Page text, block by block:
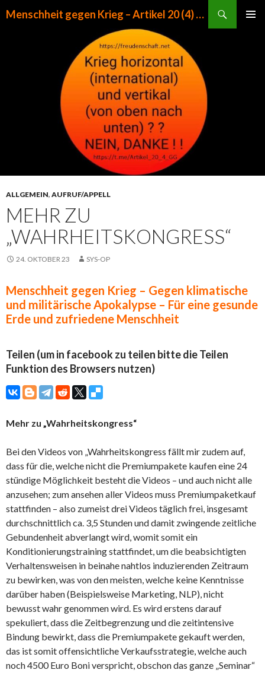
Menschheit gegen Krieg – Artikel 20 (4) GG
ALLGEMEIN, AUFRUF/APPELL
MEHR ZU
„WAHRHEITSKONGRESS“
24. OKTOBER 23 SYS-OP
Menschheit gegen Krieg – Gegen klimatische
und militärische Apokalypse – Für eine gesunde
Erde und zufriedene Menschheit
Teilen (um in facebook zu teilen bitte die Teilen
Funktion des Browsers nutzen)
Mehr zu „Wahrheitskongress“
Bei den Videos von „Wahrheitskongress fällt mir zudem auf,
dass für die, welche nicht die Premiumpakete kaufen eine 24
stündige Möglichkeit besteht die Videos – und auch nicht alle
anzusehen; zum ansehen aller Videos muss Premiumpaketkauf
stattfinden – also zumeist drei Videos täglich frei, insgesamt
durchschnittlich ca. 3,5 Stunden und damit zwingende zeitliche
Gebundenheit abverlangt wird, womit somit ein
Konditionierungstraining stattfindet, um die beabsichtigten
Verhaltensweisen in beinahe nahtlos induzierenden Zeitraum
zu bewirken,was von den meisten, welche keine Kenntnisse
darüber haben (Beispielsweise Marketing, NLP), nicht
bewusst wahr genommen wird. Es wird erstens darauf
spekuliert, dass die Zeitbegrenzung und die zeitintensive
Bindung bewirkt, dass die Premiumpakete gekauft werden,
das ist somit offensichtliche Verkaufsstrategie, welche auch
noch 4500 Euro Boni verspricht, obschon das ganze „Seminar“